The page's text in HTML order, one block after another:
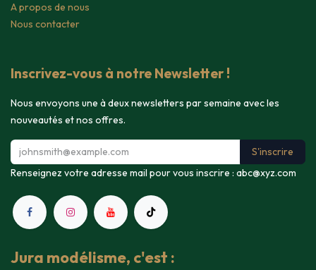
A propos de nous
Nous contacter
Inscrivez-vous à notre Newsletter !
Nous envoyons une à deux newsletters par semaine avec les
nouveautés et nos offres.
S'inscrire
Renseignez votre adresse mail pour vous inscrire : abc@xyz.com
Jura modélisme, c'est :